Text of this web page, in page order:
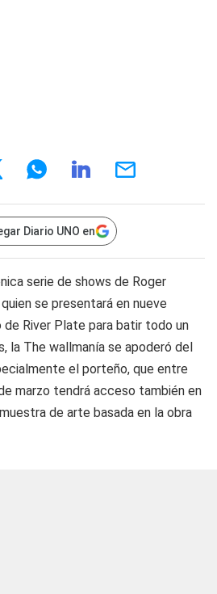
Diario UNO en
serie de shows de Roger
se presentará en nueve
River Plate para batir todo un
la The wallmanía se apoderó del
el porteño, que entre
marzo tendrá acceso también en
de arte basada en la obra